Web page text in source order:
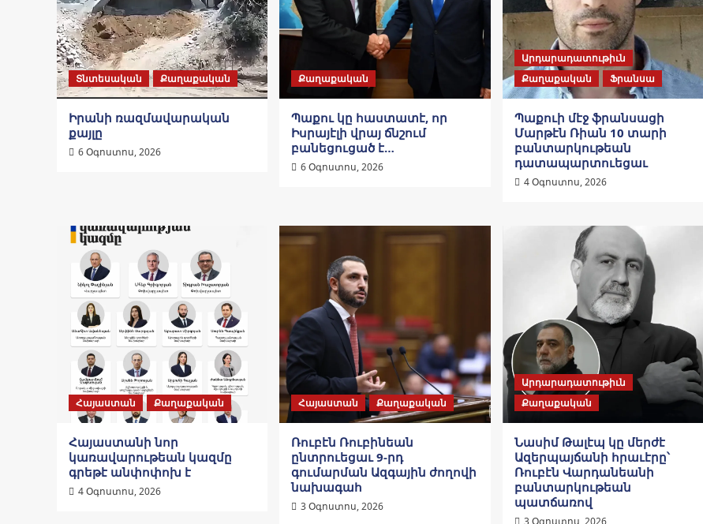
Տնտեսական Քաղաքական
Իրանի ռազմավարական
քայլը
6 Օգոստոս, 2026
Քաղաքական
Պաքու կը հաստատէ, որ
Իսրայէլի վրայ ճնշում
բանեցուցած է…
6 Օգոստոս, 2026
Արդարադատութիւն
Քաղաքական
Ֆրանսա
Պաքուի մէջ ֆրանսացի
Մարթէն Ռիան 10 տարի
բանտարկութեան
դատապարտուեցաւ
4 Օգոստոս, 2026
Հայաստան Քաղաքական
Հայաստանի նոր
կառավարութեան կազմը
գրեթէ անփոփոխ է
4 Օգոստոս, 2026
Հայաստան Քաղաքական
Ռուբէն Ռուբինեան
ընտրուեցաւ 9-րդ
գումարման Ազգային ժողովի
նախագահ
3 Օգոստոս, 2026
Արդարադատութիւն
Քաղաքական
Նասիմ Թալէպ կը մերժէ
Ազերպայճանի հրաւէրը՝
Ռուբէն Վարդանեանի
բանտարկութեան
պատճառով